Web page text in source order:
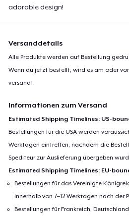
adorable design!
Versanddetails
Alle Produkte werden auf Bestellung
Wenn du jetzt bestellt, wird es am oder
versandt.
Informationen zum Versand
Estimated Shipping Timelines: US-
Bestellungen für die USA werden
Werktagen eintreffen, nachdem die
Spediteur zur Auslieferung übergeben
Estimated Shipping Timelines: EU-
Bestellungen für das Vereinigte
innerhalb von 7–12 Werktagen nach der
Bestellungen für Frankreich,